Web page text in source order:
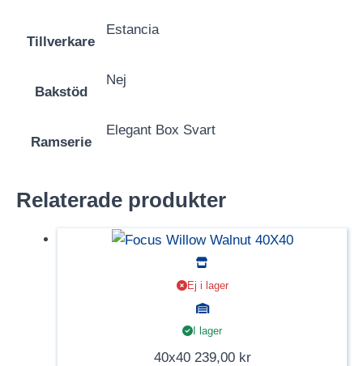
Tillverkare
Estancia
Bakstöd
Nej
Ramserie
Elegant Box Svart
Relaterade produkter
Ej i lager
I lager
40x40 239,00 kr